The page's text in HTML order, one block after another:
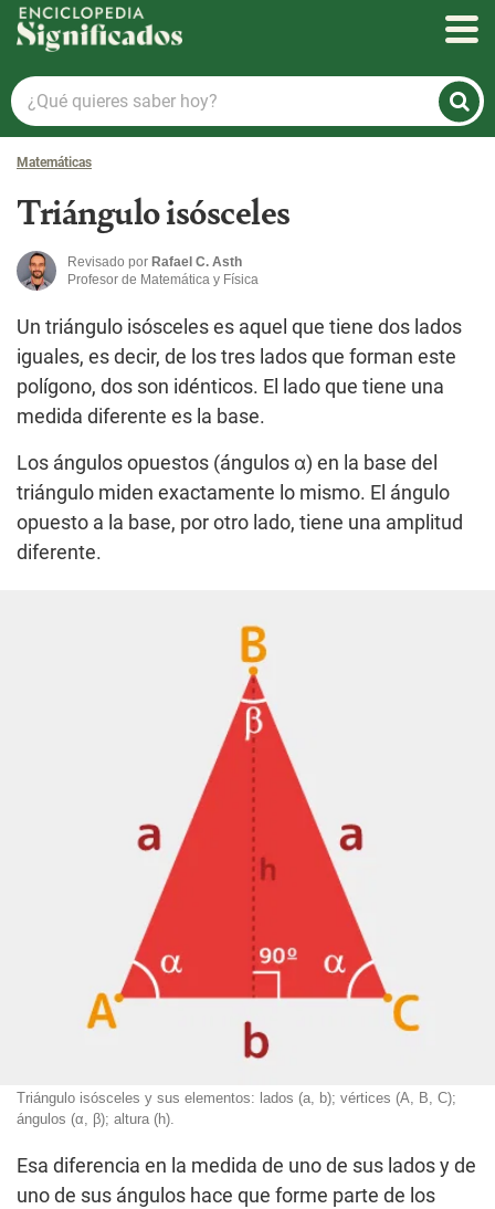
Enciclopedia Significados
¿Qué
quieres
saber
hoy?
Matemáticas
Triángulo isósceles
Revisado por Rafael C. Asth
Profesor de Matemática y Física
Un triángulo isósceles es aquel que tiene dos lados
iguales, es decir, de los tres lados que forman este
polígono, dos son idénticos. El lado que tiene una
medida diferente es la base.
Los ángulos opuestos (ángulos α) en la base del
triángulo miden exactamente lo mismo. El ángulo
opuesto a la base, por otro lado, tiene una amplitud
diferente.
Triángulo isósceles y sus elementos: lados (a, b); vértices (A, B, C);
ángulos (α, β); altura (h).
Esa diferencia en la medida de uno de sus lados y de
uno de sus ángulos hace que forme parte de los